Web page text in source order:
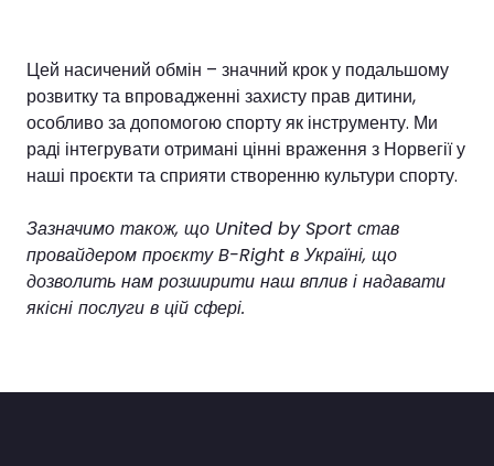
Цей насичений обмін – значний крок у подальшому
розвитку та впровадженні захисту прав дитини,
особливо за допомогою спорту як інструменту. Ми
раді інтегрувати отримані цінні враження з Норвегії у
наші проєкти та сприяти створенню культури спорту.
Зазначимо також, що United by Sport став
провайдером проєкту B-Right в Україні, що
дозволить нам розширити наш вплив і надавати
якісні послуги в цій сфері.